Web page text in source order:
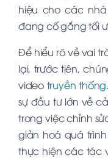
hiệu cho các
đang cố gắng tối
Để hiểu rõ về vai
lại, trước tiên,
video truyền thống
sự đầu tư lớn về
trong việc chỉnh
giản hoá quá
thực hiện các tác